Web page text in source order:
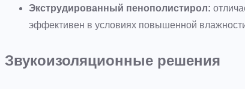
Экструдированный пенополистирол:
эффективен в условиях повышенной
Звукоизоляционные решения